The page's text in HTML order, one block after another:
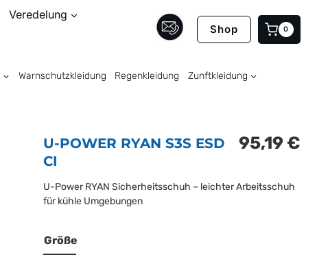
Veredelung
Shop 0
Warnschutzkleidung Regenkleidung Zunftkleidung
U-POWER RYAN S3S ESD
CI
95,19€
U-Power RYAN Sicherheitsschuh – leichter Arbeitsschuh
für kühle Umgebungen
Größe